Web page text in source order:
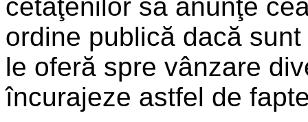
cetăţenilor să anunţe
ordine publică dacă
le oferă spre vânzare
încurajeze astfel de